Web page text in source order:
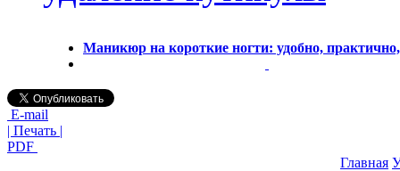
Маникюр на короткие ногти: удобно,
E-mail
| Печать |
PDF
Главная